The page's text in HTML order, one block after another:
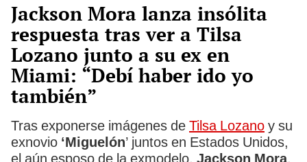
Jackson Mora lanza insólita
respuesta tras ver a Tilsa
Lozano junto a su ex en
Miami: “Debí haber ido yo
también”
Tras exponerse imágenes de Tilsa Lozano y su
exnovio ‘Miguelón’ juntos en Estados Unidos,
el aún esposo de la exmodelo, Jackson Mora,